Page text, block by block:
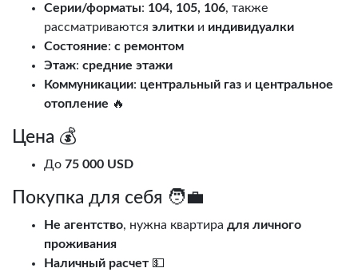
Серии/форматы: 104, 105, 106, также
рассматриваются элитки и индивидуалки
Состояние: с ремонтом
Этаж: средние этажи
Коммуникации: центральный газ и центральное
отопление 🔥
Цена 💰
До 75 000 USD
Покупка для себя 🧑‍💼
Не агентство, нужна квартира для личного
проживания
Наличный расчет 💵